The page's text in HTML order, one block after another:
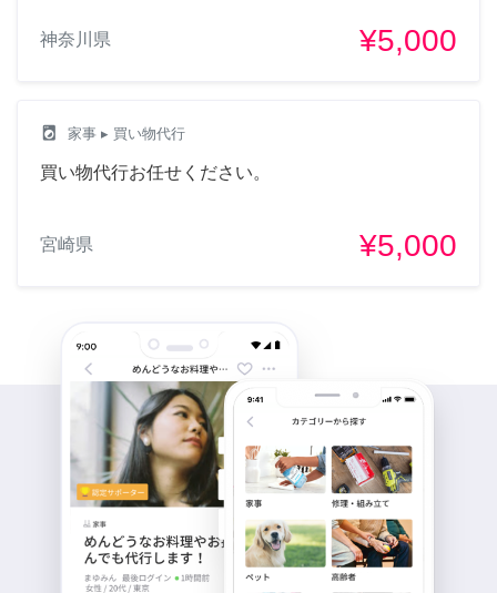
神奈川県 ¥5,000
local_laundry_service 家事 ▸ 買い物代行
買い物代行お任せください。
宮崎県 ¥5,000